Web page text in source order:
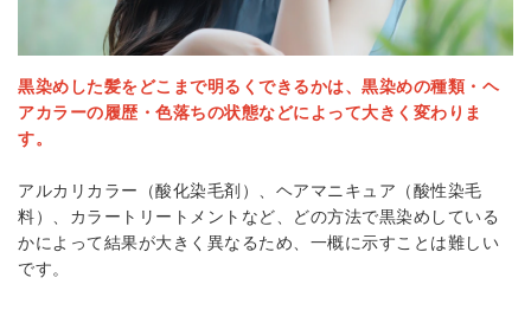
黒染めした髪をどこまで明るくできるかは、黒染めの種類・ヘ
アカラーの履歴・色落ちの状態などによって大きく変わりま
す。
アルカリカラー（酸化染毛剤）、ヘアマニキュア（酸性染毛
料）、カラートリートメントなど、どの方法で黒染めしている
かによって結果が大きく異なるため、一概に示すことは難しい
です。